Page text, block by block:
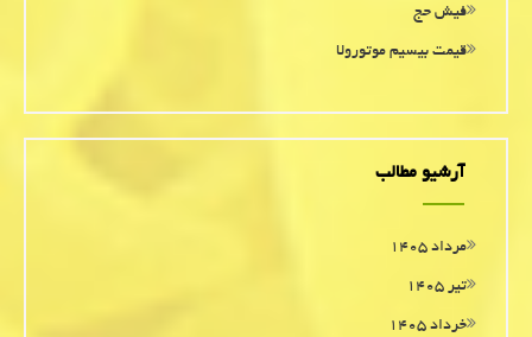
فیش حج
قیمت بیسیم موتورولا
آرشیو مطالب
مرداد ۱۴۰۵
تیر ۱۴۰۵
خرداد ۱۴۰۵